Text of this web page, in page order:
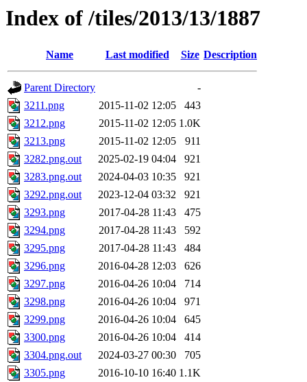
Index of /tiles/2013/13/1887
Name Last modified Size Description
Parent Directory
-
3211.png
2015-11-02 12:05
443
3212.png
2015-11-02 12:05 1.0K
3213.png
2015-11-02 12:05
911
3282.png.out
2025-02-19 04:04
921
3283.png.out
2024-04-03 10:35
921
3292.png.out
2023-12-04 03:32
921
3293.png
2017-04-28 11:43
475
3294.png
2017-04-28 11:43
592
3295.png
2017-04-28 11:43
484
3296.png
2016-04-28 12:03
626
3297.png
2016-04-26 10:04
714
3298.png
2016-04-26 10:04
971
3299.png
2016-04-26 10:04
645
3300.png
2016-04-26 10:04
414
3304.png.out
2024-03-27 00:30
705
3305.png
2016-10-10 16:40 1.1K